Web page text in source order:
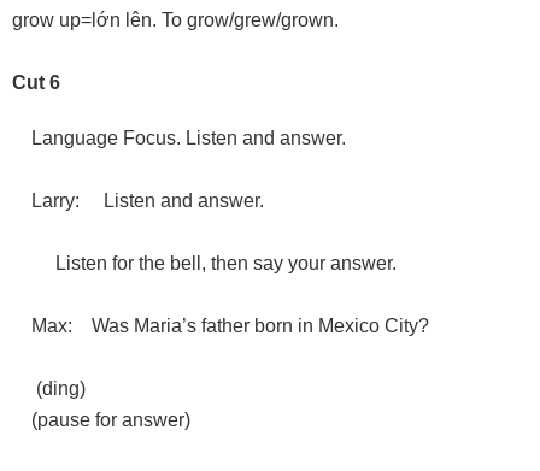
grow up=lớn lên. To grow/grew/grown.
Cut 6
Language Focus. Listen and answer.
Larry: Listen and answer.
Listen for the bell, then say your answer.
Max: Was Maria’s father born in Mexico City?
(ding)
(pause for answer)